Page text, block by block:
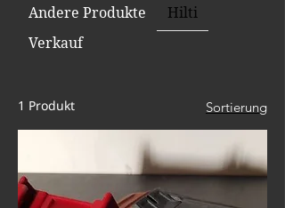
Andere Produkte
Hilti
Verkauf
1 Produkt Sortierung